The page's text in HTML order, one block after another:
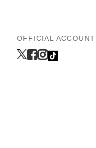
OFFICIAL ACCOUNT